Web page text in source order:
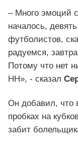
– Много эмоций
началось,
футболистов,
радуемся,
Потому что нет
НН», - сказал
Он добавил, что
пробках на
забит